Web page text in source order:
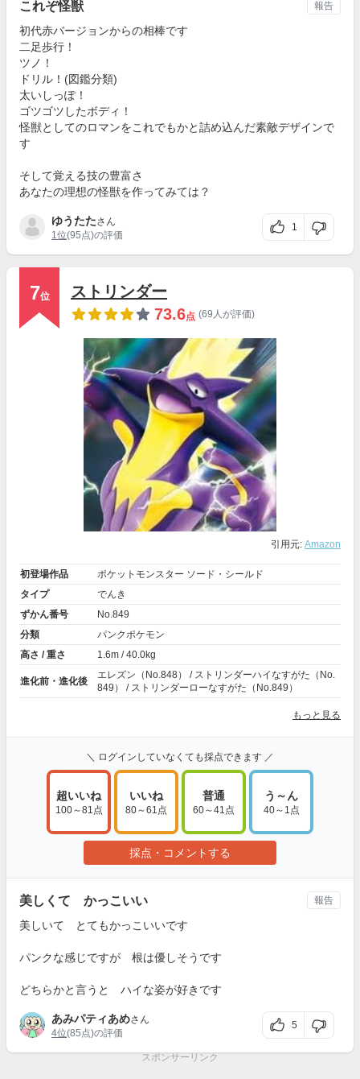
これぞ怪獣
初代赤バージョンからの相棒です
二足歩行！
ツノ！
ドリル！(図鑑分類)
太いしっぽ！
ゴツゴツしたボディ！
怪獣としてのロマンをこれでもかと詰め込んだ素敵デザインで
す
そして覚える技の豊富さ
あなたの理想の怪獣を作ってみては？
ゆうたたさん
1位(95点)の評価
1
報告
7位
ストリンダー
73.6点 (69人が評価)
引用元: Amazon
初登場作品
ポケットモンスター ソード・シールド
タイプ
でんき
ずかん番号
No.849
分類
パンクポケモン
高さ / 重さ
1.6m / 40.0kg
進化前・進化後
エレズン（No.848） / ストリンダーハイなすがた（No.
849） / ストリンダーローなすがた（No.849）
もっと見る
＼ ログインしていなくても採点できます ／
超いいね
100～81点
いいね
80～61点
普通
60～41点
う～ん
40～1点
採点・コメントする
美しくて かっこいい
美しいて とてもかっこいいです
パンクな感じですが 根は優しそうです
どちらかと言うと ハイな姿が好きです
あみパティあめさん
4位(85点)の評価
5
報告
スポンサーリンク